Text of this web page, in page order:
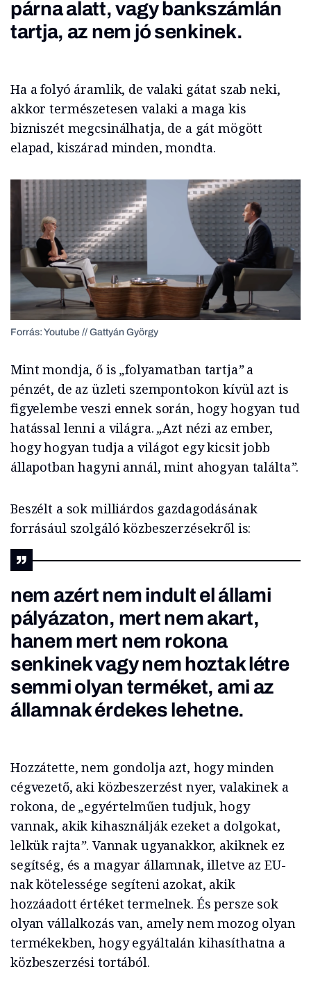
párna alatt, vagy bankszámlán
tartja, az nem jó senkinek.
Ha a folyó áramlik, de valaki gátat szab neki,
akkor természetesen valaki a maga kis
bizniszét megcsinálhatja, de a gát mögött
elapad, kiszárad minden, mondta.
Forrás: Youtube // Gattyán György
Mint mondja, ő is„folyamatban tartja”a
pénzét, de az üzleti szempontokon kívül azt is
figyelembe veszi ennek során, hogy hogyan tud
hatással lenni a világra.„Azt nézi az ember,
hogy hogyan tudja a világot egy kicsit jobb
állapotban hagyni annál, mint ahogyan találta”.
Beszélt a sok milliárdos gazdagodásának
forrásául szolgáló közbeszerzésekről is:
nem azért nem indult el állami
pályázaton, mert nem akart,
hanem mert nem rokona
senkinek vagy nem hoztak létre
semmi olyan terméket, ami az
államnak érdekes lehetne.
Hozzátette, nem gondolja azt, hogy minden
cégvezető, aki közbeszerzést nyer, valakinek a
rokona, de„egyértelműen tudjuk, hogy
vannak, akik kihasználják ezeket a dolgokat,
lelkük rajta”. Vannak ugyanakkor, akiknek ez
segítség, és a magyar államnak, illetve az EU-
nak kötelessége segíteni azokat, akik
hozzáadott értéket termelnek. És persze sok
olyan vállalkozás van, amely nem mozog olyan
termékekben, hogy egyáltalán kihasíthatna a
közbeszerzési tortából.